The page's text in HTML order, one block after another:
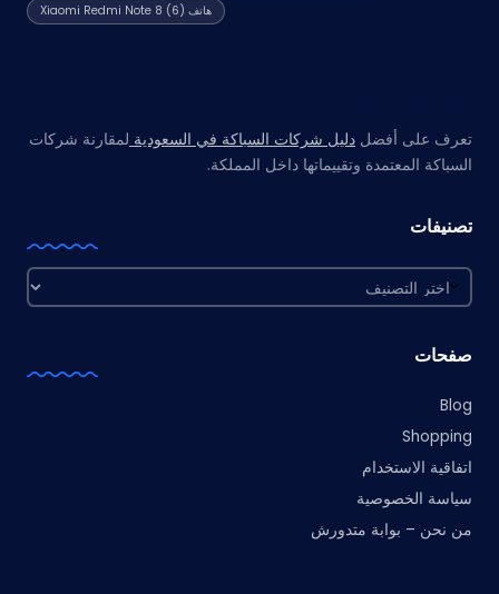
هاتف Xiaomi Redmi Note 8 (6)
تعرف على أفضل دليل شركات السباكة في السعودية لمقارنة شركات
السباكة المعتمدة وتقييماتها داخل المملكة.
تصنيفات
تصنيفات
صفحات
Blog
Shopping
اتفاقية الاستخدام
سياسة الخصوصية
من نحن – بوابة متدورش